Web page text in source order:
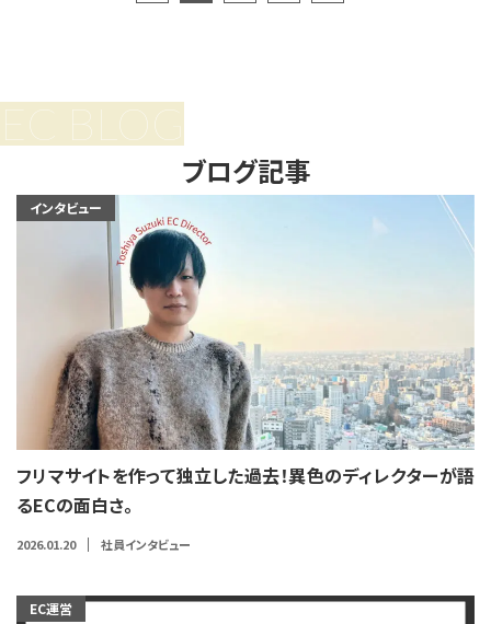
ブログ記事
E B O G
インタビュー
フリマサイトを作って独立した過去！異色のディレクターが語
るECの面白さ。
2026.01.20 社員インタビュー
EC運営